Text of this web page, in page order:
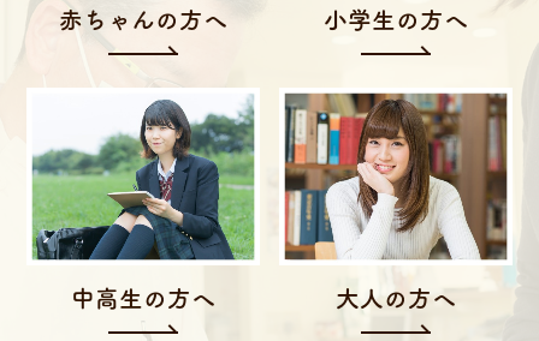
赤ちゃんの方へ 小学生の方へ
中高生の方へ 大人の方へ